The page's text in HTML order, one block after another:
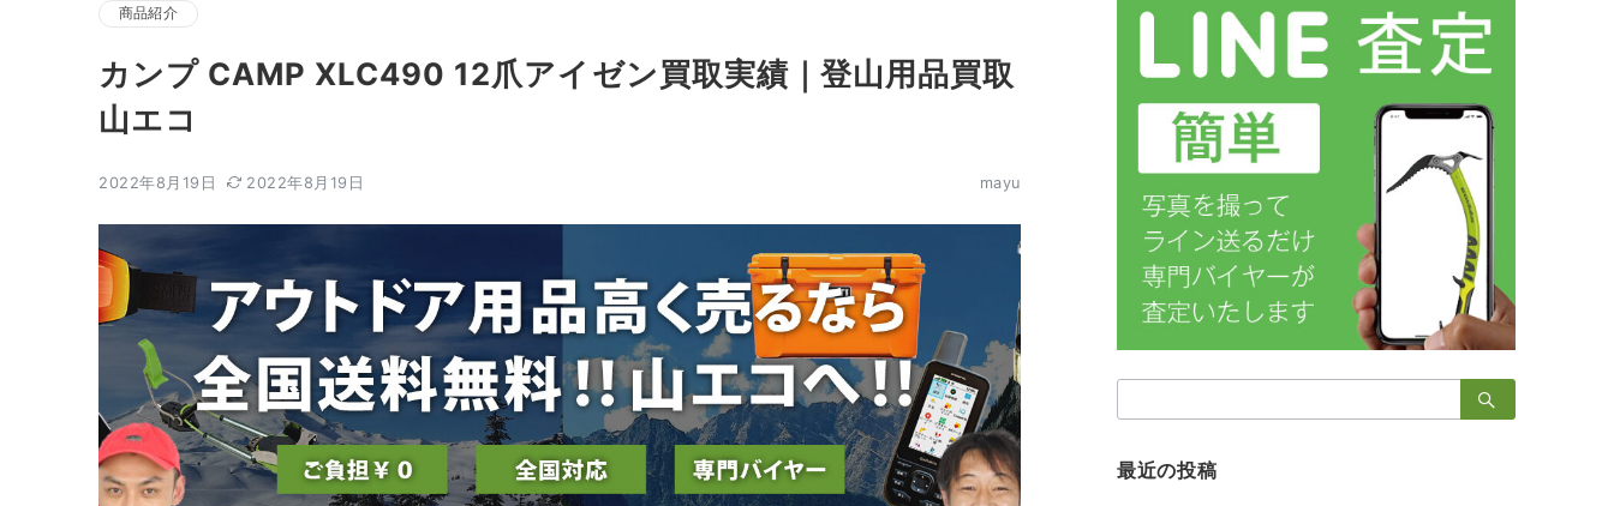
商品紹介
カンプ CAMP XLC490 12爪アイゼン買取実績｜登山用品買取
山エコ
2022年8月19日 2022年8月19日 mayu
索：
最近の投稿